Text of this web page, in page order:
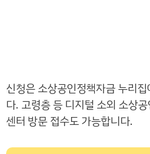
신청은 소상공인정책자금 누리
다. 고령층 등 디지털 소외 소상
센터 방문 접수도 가능합니다.